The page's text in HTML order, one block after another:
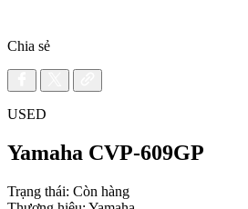
Chia sẻ
USED
Yamaha CVP-609GP
Trạng thái: Còn hàng